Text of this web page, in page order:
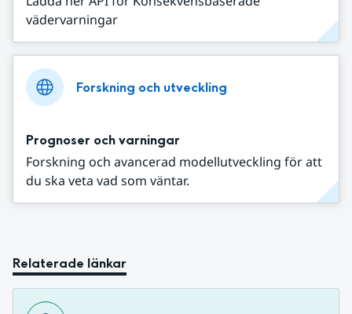
vädervarningar
Forskning och utveckling
Prognoser och varningar
Forskning och avancerad modellutveckling för att
du ska veta vad som väntar.
Relaterade länkar